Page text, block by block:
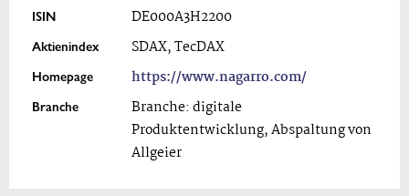
ISIN DE000A3H2200
Aktienindex SDAX, TecDAX
Homepage https://www.nagarro.com/
Branche
Branche: digitale
Produktentwicklung, Abspaltung von
Allgeier